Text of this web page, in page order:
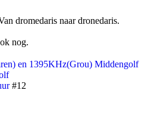
dromedaris naar dronedaris.
nog.
en 1395KHz(Grou) Middengolf
#12